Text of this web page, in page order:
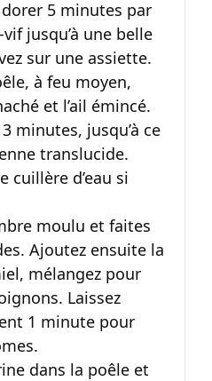
5 minutes par
jusqu’à une belle
sur une assiette.
à feu moyen,
et l’ail émincé.
minutes, jusqu’à ce
translucide.
cuillère d’eau si
moulu et faites
Ajoutez ensuite la
mélangez pour
Laissez
1 minute pour
dans la poêle et